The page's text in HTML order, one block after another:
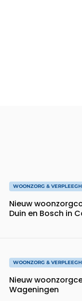
WOONZORG &
Nieuw
Duin en Bosch in
WOONZORG &
Nieuw
Wageningen